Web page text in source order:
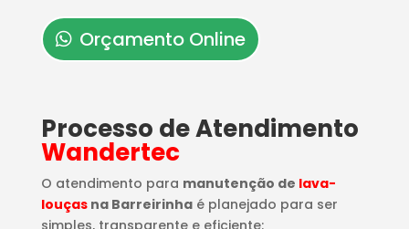
Orçamento Online
Processo de Atendimento
Wandertec
O atendimento para manutenção de lava-
louçasna Barreirinhaé planejado para ser